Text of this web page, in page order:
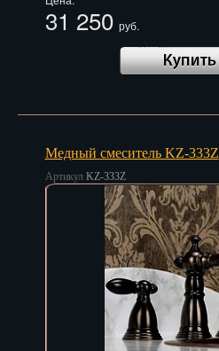
31 250 руб.
Медный смеситель KZ-333Z
Артикул KZ-333Z